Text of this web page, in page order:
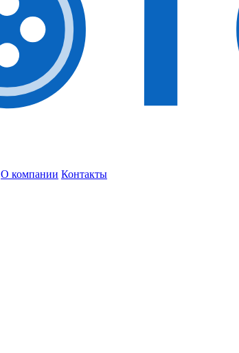
О компании Контакты